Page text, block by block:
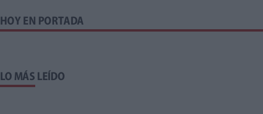
HOY EN PORTADA
LO MÁS LEÍDO